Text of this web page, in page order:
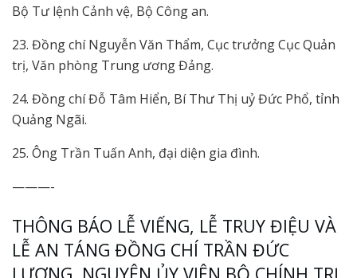
Bộ Tư lệnh Cảnh vệ, Bộ Công an.
23. Đồng chí Nguyễn Văn Thẩm, Cục trưởng Cục Quản
trị, Văn phòng Trung ương Đảng.
24. Đồng chí Đỗ Tâm Hiển, Bí Thư Thị uỷ Đức Phổ, tỉnh
Quảng Ngãi.
25. Ông Trần Tuấn Anh, đại diện gia đình.
———-
THÔNG BÁO LỄ VIẾNG, LỄ TRUY ĐIỆU VÀ
LỄ AN TÁNG ĐỒNG CHÍ TRẦN ĐỨC
LƯƠNG, NGUYÊN ỦY VIÊN BỘ CHÍNH TRỊ,